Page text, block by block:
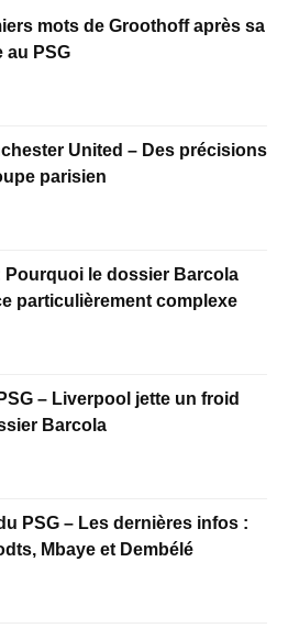
mots de Groothoff après sa
au PSG
United – Des précisions
parisien
Pourquoi le dossier Barcola
particulièrement complexe
– Liverpool jette un froid
Barcola
PSG – Les dernières infos :
Mbaye et Dembélé